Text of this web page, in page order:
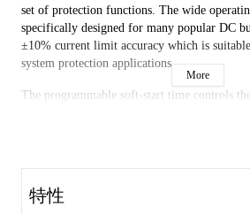
set of protection functions. The wide
specifically designed for many popular DC
±10% current limit accuracy which is
system protection applications.
The programmable soft-start time controls
The SGM2523 is available in a Green SOT-
More
特性